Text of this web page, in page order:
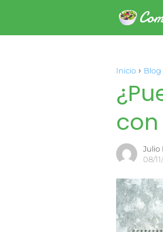
Inicio Blog
Julio
08/